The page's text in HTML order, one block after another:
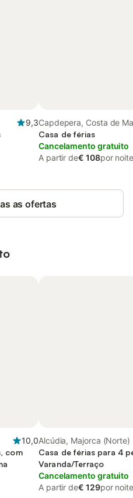
9,3Capdepera, Costa de
Casa de férias
Cancelamento gratuito
A partir de€ 108por noite
as ofertas
10,0
com
Alcúdia, Majorca (Norte)
Casa de férias para 4
Varanda/Terraço
Cancelamento gratuito
A partir de€ 129por noite